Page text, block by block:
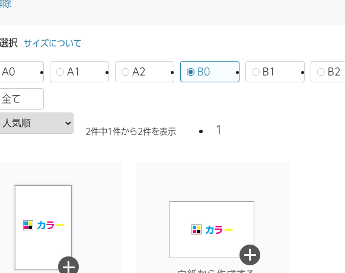
除
択 サイズについて
A0 A1 A2 B0 B1 B2
全て
2件中1件から2件を表示 1